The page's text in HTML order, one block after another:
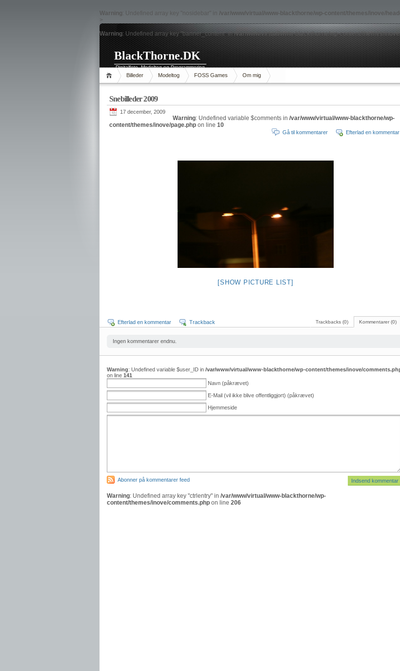
Warning: Undefined array key "nosidebar" in /var/www/virtual/www-blackthorne/wp-content/themes/inove/
>
Warning: Undefined array key "banner_content" in/var/www/virtual/www-blackthorne/wp-content/themes/
BlackThorne.DK
Digitalfoto, Modeltog og Programmering
Billeder Modeltog FOSS Games Om mig
Snebilleder 2009
17 december, 2009
Warning: Undefined variable $comments in /var/www/virtual/www-blackthorne/wp-
content/themes/inove/page.php on line 10
Efterlad en kommentar
Gå til kommentarer
[SHOW PICTURE LIST]
Kommentarer (0)
Trackbacks (0)
Efterlad en kommentar Trackback
Ingen kommentarer endnu.
Warning: Undefined variable $user_ID in /var/www/virtual/www-blackthorne/wp-content/themes/inove/
on line 141
Navn (påkrævet)
E-Mail (vil ikke blive offentliggjort) (påkrævet)
Hjemmeside
Abonner på kommentarer feed
Warning: Undefined array key "ctrlentry" in /var/www/virtual/www-blackthorne/wp-
content/themes/inove/comments.php on line 206